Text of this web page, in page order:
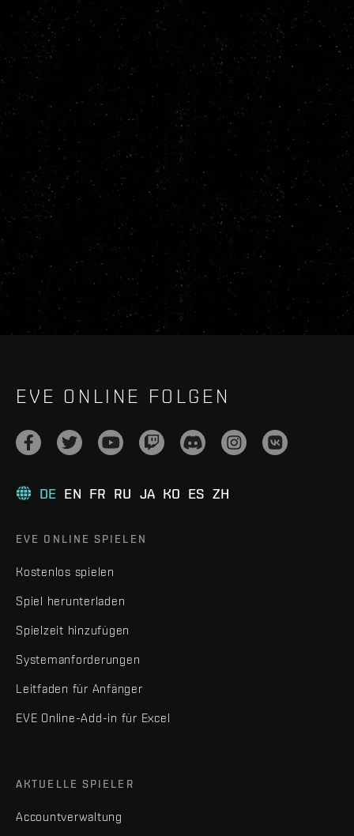
EVE ONLINE FOLGEN
DE EN FR RU JA KO ES ZH
EVE ONLINE SPIELEN
Kostenlos spielen
Spiel herunterladen
Spielzeit hinzufügen
Systemanforderungen
Leitfaden für Anfänger
EVE Online-Add-in für Excel
AKTUELLE SPIELER
Accountverwaltung